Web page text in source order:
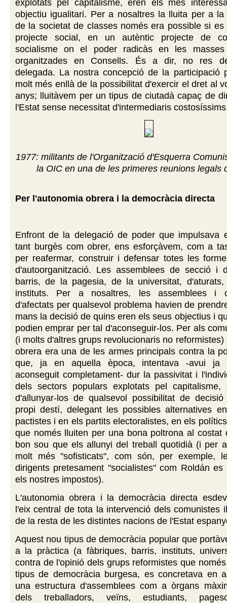
explotats pel capitalisme, eren els més
objectiu igualitari. Per a nosaltres la lluita per a la
de la societat de classes només era possible si es
projecte social, en un autèntic projecte de
socialisme on el poder radicàs en les masses
organitzades en Consells. És a dir, no res
delegada. La nostra concepció de la participació
molt més enllà de la possibilitat d'exercir el dret al
anys; lluitàvem per un tipus de ciutadà capaç de
l'Estat sense necessitat d'intermediaris
1977: militants de l'Organització d'Esquerra
la OIC en una de les primeres reunions legals
Per l'autonomia obrera i la democràcia directa
Enfront de la delegació de poder que impulsava
tant burgès com obrer, ens esforçàvem, com a
per reafermar, construir i defensar totes les
d'autoorganització. Les assemblees de secció i
barris, de la pagesia, de la universitat,
instituts. Per a nosaltres, les assemblees i
d'afectats per qualsevol problema havien de
mans la decisió de quins eren els seus objectius i
podien emprar per tal d'aconseguir-los. Per als
(i molts d'altres grups revolucionaris no reformistes)
obrera era una de les armes principals contra la
que, ja en aquella època, intentava -avui ja
aconseguit completament- dur la passivitat i
dels sectors populars explotats pel
d'allunyar-los de qualsevol possibilitat de
propi destí, delegant les possibles alternatives
pactistes i en els partits electoralistes, en els
que només lluiten per una bona poltrona al costat
bon sou que els allunyi del treball quotidià (i per
molt més "sofisticats", com són, per exemple,
dirigents pretesament "socialistes" com Roldán es
els nostres impostos).
L'autonomia obrera i la democràcia directa
l'eix central de tota la intervenció dels comunistes
de la resta de les distintes nacions de l'Estat
Aquest nou tipus de democràcia popular que
a la pràctica (a fàbriques, barris, instituts,
contra de l'opinió dels grups reformistes que
tipus de democràcia burgesa, es concretava en
una estructura d'assemblees com a òrgans
dels treballadors, veïns, estudiants,